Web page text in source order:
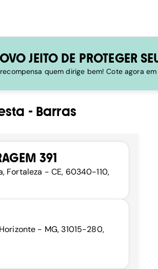
JEITO DE PROTEGER
quem dirige bem! Cote agora
- Barras
391
Fortaleza - CE, 60340-110,
- MG, 31015-280,